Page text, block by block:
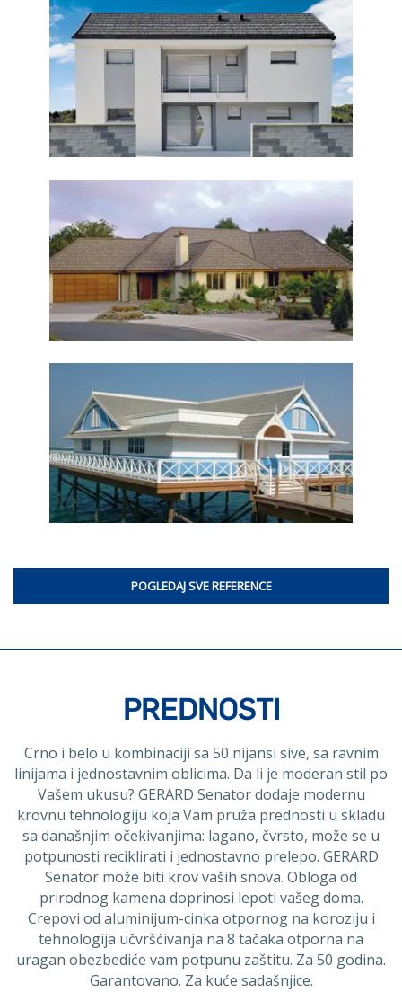
POGLEDAJ SVE REFERENCE
PREDNOSTI
Crno i belo u kombinaciji sa 50 nijansi sive, sa ravnim
linijama i jednostavnim oblicima. Da li je moderan stil po
Vašem ukusu? GERARD Senator dodaje modernu
krovnu tehnologiju koja Vam pruža prednosti u skladu
sa današnjim očekivanjima: lagano, čvrsto, može se u
potpunosti reciklirati i jednostavno prelepo. GERARD
Senator može biti krov vaših snova. Obloga od
prirodnog kamena doprinosi lepoti vašeg doma.
Crepovi od aluminijum-cinka otpornog na koroziju i
tehnologija učvršćivanja na 8 tačaka otporna na
uragan obezbediće vam potpunu zaštitu. Za 50 godina.
Garantovano. Za kuće sadašnjice.